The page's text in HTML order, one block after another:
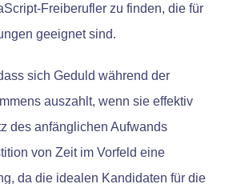
Freiberufler zu finden, die für
geeignet sind.
sich Geduld während der
auszahlt, wenn sie effektiv
des anfänglichen Aufwands
von Zeit im Vorfeld eine
da die idealen Kandidaten für die